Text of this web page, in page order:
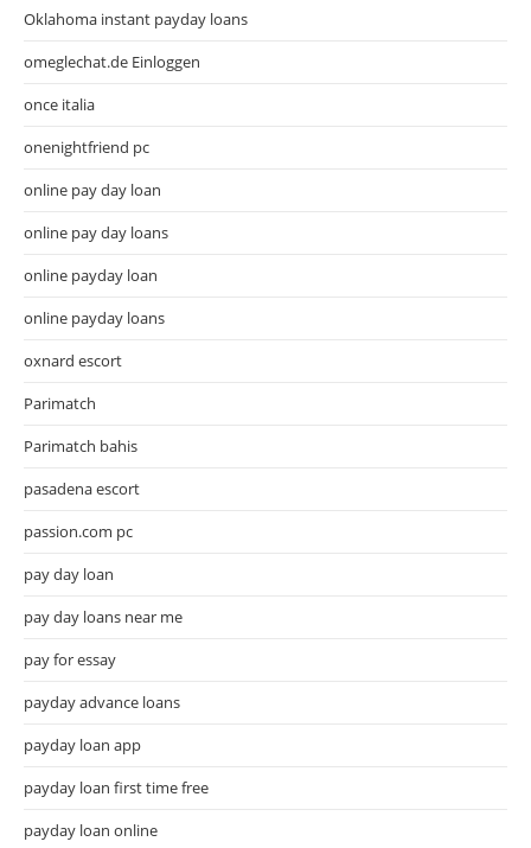
Oklahoma instant payday loans
omeglechat.de Einloggen
once italia
onenightfriend pc
online pay day loan
online pay day loans
online payday loan
online payday loans
oxnard escort
Parimatch
Parimatch bahis
pasadena escort
passion.com pc
pay day loan
pay day loans near me
pay for essay
payday advance loans
payday loan app
payday loan first time free
payday loan online